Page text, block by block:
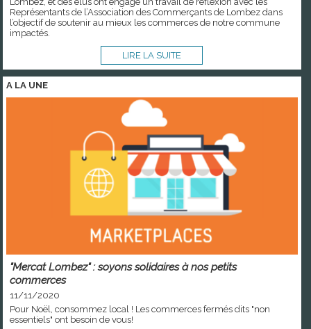
Représentants de l’Association des Commerçants de Lombez dans
l’objectif de soutenir au mieux les commerces de notre commune
impactés.
LIRE LA SUITE
A LA UNE
"Mercat Lombez" : soyons solidaires à nos petits
commerces
11/11/2020
Pour Noël, consommez local ! Les commerces fermés dits "non
essentiels" ont besoin de vous!